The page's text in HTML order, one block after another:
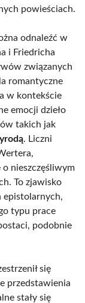
powieściach.
odnaleźć w
i Friedricha
związanych
romantyczne
w kontekście
emocji dzieło
takich jak
. Liczni
o nieszczęśliwym
To zjawisko
epistolarnych,
typu prace
podobnie
się
przedstawienia
stały się